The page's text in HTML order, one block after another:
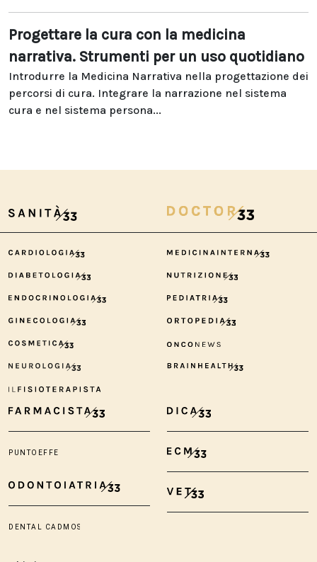
Progettare la cura con la medicina
narrativa. Strumenti per un uso quotidiano
Introdurre la Medicina Narrativa nella progettazione dei
percorsi di cura. Integrare la narrazione nel sistema
cura e nel sistema persona...